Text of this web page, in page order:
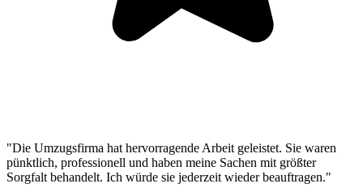
"Die Umzugsfirma hat hervorragende Arbeit geleistet. Sie waren
pünktlich, professionell und haben meine Sachen mit größter
Sorgfalt behandelt. Ich würde sie jederzeit wieder beauftragen."